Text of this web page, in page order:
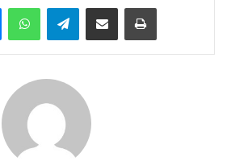
MessengerWhatsAppTelegramShare via Email Print